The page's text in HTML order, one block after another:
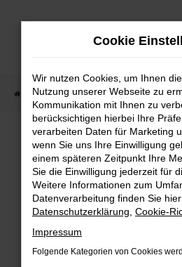
Zum
Startseite Fahrzeugangebote
Fehler: Network
Beim Laden ist ein Fehler
Hier sind ein paar Tipps, die
Cookie
Wir nutzen Cookies, um Ihnen
Nutzung unserer Webseite zu
Kommunikation mit Ihnen zu
berücksichtigen hierbei Ihre
verarbeiten Daten für Marketing
wenn Sie uns Ihre Einwilligung
einem späteren Zeitpunkt Ihre
Sie die Einwilligung jederzeit für
Weitere Informationen zum
Datenverarbeitung finden Sie
Datenschutzerklärung Cookie-
Impressum
Folgende Kategorien von Cookies